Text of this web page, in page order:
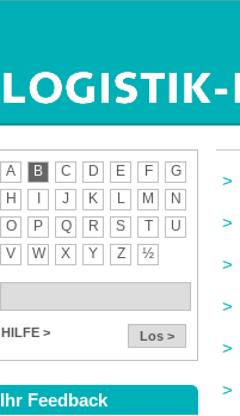
A B C D E F
G
H
J K L M
N
O
P Q R S T
U
V
W X Y Z ½
HILFE > Los >
Ihr Feedback
>
>
>
>
>
>